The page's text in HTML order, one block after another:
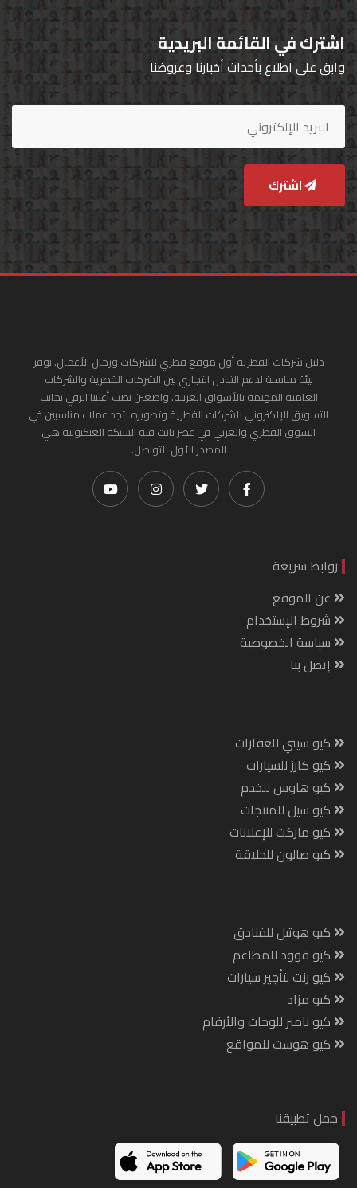
اشترك في القائمة البريدية
وابق على اطلاع بأحداث أخبارنا وعروضنا
اشترك
دليل شركات القطرية أول موقع قطري للشركات ورجال الأعمال. نوفر
بيئة مناسبة لدعم التبادل التجاري بين الشركات القطرية والشركات
العامية المهتمة بالأسواق العربية. واضعين نصب أعيننا الرقي بجانب
التسويق الإلكتروني للشركات القطرية وتطويره لتجد عملاء مناسبين في
السوق القطري والعربي في عصر باتت فيه الشبكة العنكبونية هي
المصدر الأول للتواصل.
روابط سريعة
عن الموقع
شروط الإستخدام
سياسة الخصوصية
إتصل بنا
كيو سيتي للعقارات
كيو كارز للسيارات
كيو هاوس للخدم
كيو سيل للمنتجات
كيو ماركت للإعلانات
كيو صالون للحلاقة
كيو هوتيل للفنادق
كيو فوود للمطاعم
كيو رنت لتأجير سيارات
كيو مزاد
كيو نامبر للوحات والأرقام
كيو هوست للمواقع
حمل تطبيقنا